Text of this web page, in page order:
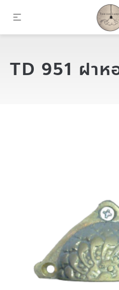
TD 951 ฝาห